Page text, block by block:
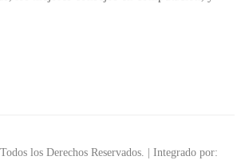
Todos los Derechos Reservados. | Integrado por: